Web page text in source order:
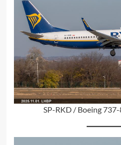
SP-RKD / Boeing